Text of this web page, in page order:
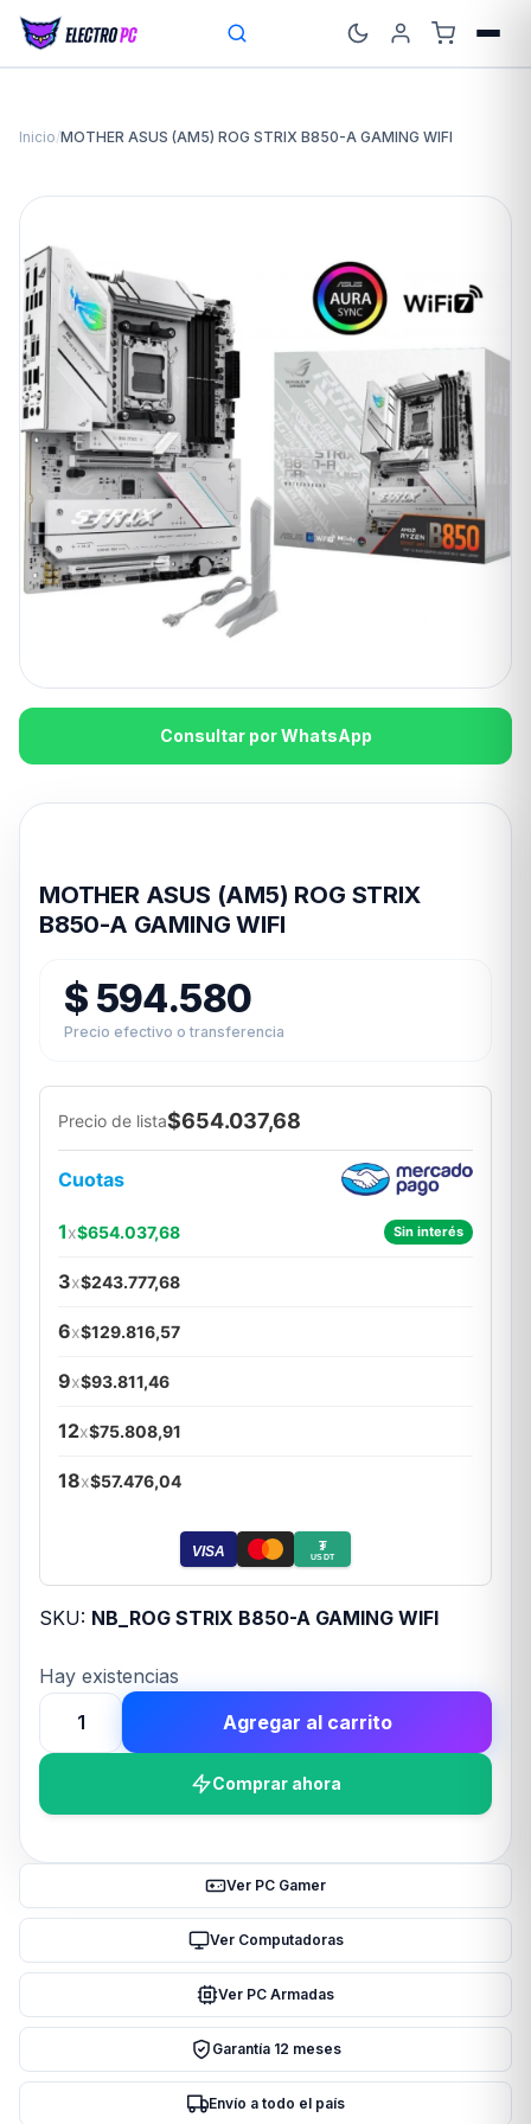
Inicio/MOTHER ASUS (AM5) ROG STRIX B850-A GAMING WIFI
Consultar por WhatsApp
MOTHER ASUS (AM5) ROG STRIX
B850-A GAMING WIFI
$ 594.580
Precio efectivo o transferencia
Precio de lista$654.037,68
Cuotas
1x$654.037,68 Sin interés
3x$243.777,68
6x$129.816,57
9x$93.811,46
12x$75.808,91
18x$57.476,04
VISA ₮
USDT
SKU: NB_ROG STRIX B850-A GAMING WIFI
Hay existencias
MOTHER
ASUS
A
WIFI
Agregar al carrito
Comprar ahora
Ver PC Gamer
Ver Computadoras
Ver PC Armadas
Garantía 12 meses
Envío a todo el país